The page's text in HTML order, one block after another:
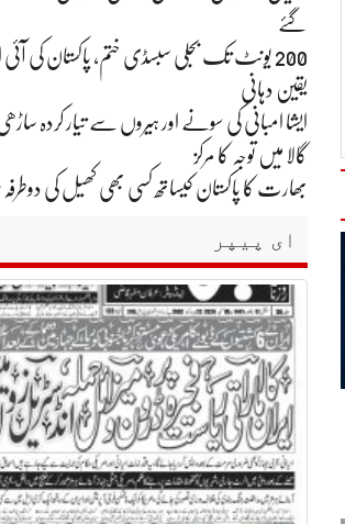
گئے
200 یونٹ تک بجلی سبسڈی ختم، پاکستان کی
یقین دہانی
گالا میں توجہ کا مرکز
بھارت کا پاکستان کیساتھ کسی بھی کھیل کی دوطرفہ
ای پیپر